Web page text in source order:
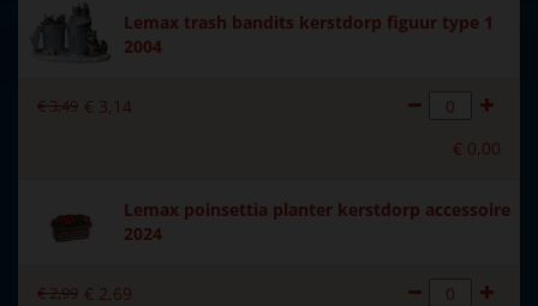
Lemax trash bandits kerstdorp figuur type 1
2004
€3,49 € 3, 14
€ 0,00
Lemax poinsettia planter kerstdorp accessoire
2024
€2,99 € 2,69